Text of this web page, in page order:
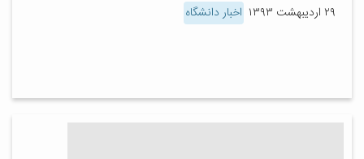
۲۹ اردیبهشت ۱۳۹۳ اخبار دانشگاه